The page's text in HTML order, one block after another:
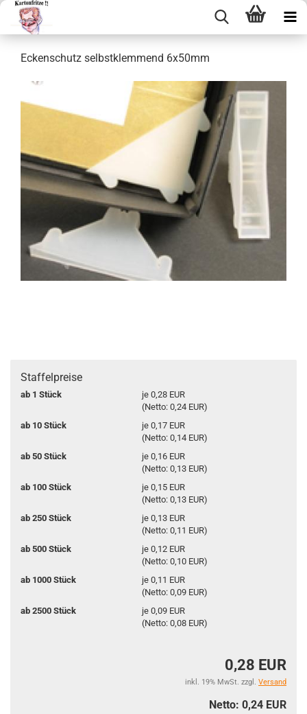
Ecken­schutz selbst­klem­mend 6x50mm
Staffelpreise
ab 1 Stück
je 0,28 EUR
(Netto: 0,24 EUR)
ab 10 Stück
je 0,17 EUR
(Netto: 0,14 EUR)
ab 50 Stück
je 0,16 EUR
(Netto: 0,13 EUR)
ab 100 Stück
je 0,15 EUR
(Netto: 0,13 EUR)
ab 250 Stück
je 0,13 EUR
(Netto: 0,11 EUR)
ab 500 Stück
je 0,12 EUR
(Netto: 0,10 EUR)
ab 1000 Stück
je 0,11 EUR
(Netto: 0,09 EUR)
ab 2500 Stück
je 0,09 EUR
(Netto: 0,08 EUR)
0,28 EUR
inkl. 19% MwSt. zzgl. Versand
Netto: 0,24 EUR